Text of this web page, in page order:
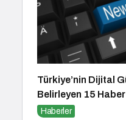
Türkiye’nin Dijital
Belirleyen 15
Haberler